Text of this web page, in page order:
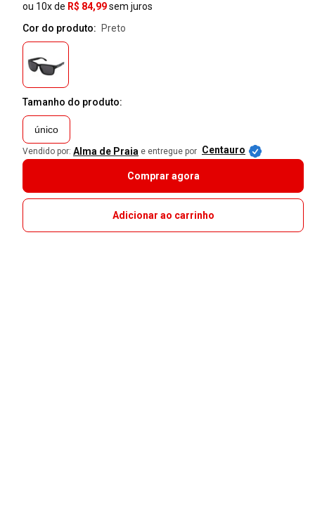
ou 10x de R$ 84,99sem juros
Cor do produto:
preto
Tamanho do produto:
único
Vendido por: Alma de Praia e entregue por Centauro
Comprar agora
Adicionar ao carrinho